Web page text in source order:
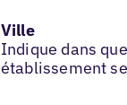
Ville
Indique dans
établissement